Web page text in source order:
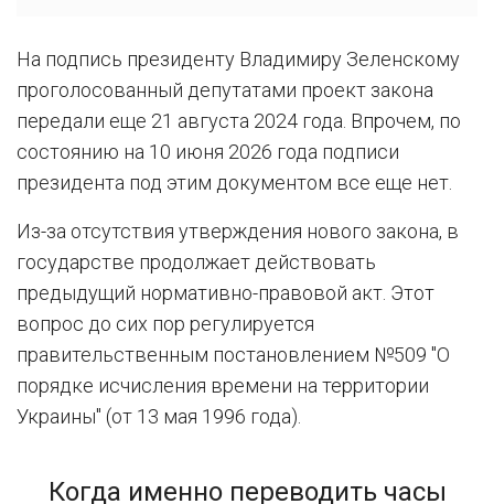
На подпись президенту Владимиру Зеленскому
проголосованный депутатами проект закона
передали еще 21 августа 2024 года. Впрочем, по
состоянию на 10 июня 2026 года подписи
президента под этим документом все еще нет.
Из-за отсутствия утверждения нового закона, в
государстве продолжает действовать
предыдущий нормативно-правовой акт. Этот
вопрос до сих пор регулируется
правительственным постановлением №509 "О
порядке исчисления времени на территории
Украины" (от 13 мая 1996 года).
Когда именно переводить часы